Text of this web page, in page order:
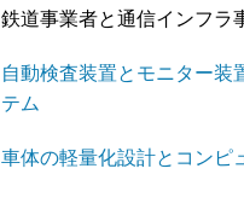
鉄道事業者と通信インフラ
自動検査装置とモニター装
テム
車体の軽量化設計とコンピ